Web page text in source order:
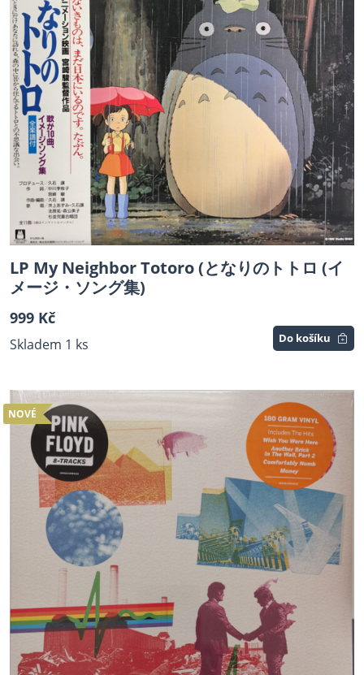
LP My Neighbor Totoro (となりのトトロ (イ
メージ・ソング集)
999 Kč
Skladem 1 ks Do košíku
NOVÉ